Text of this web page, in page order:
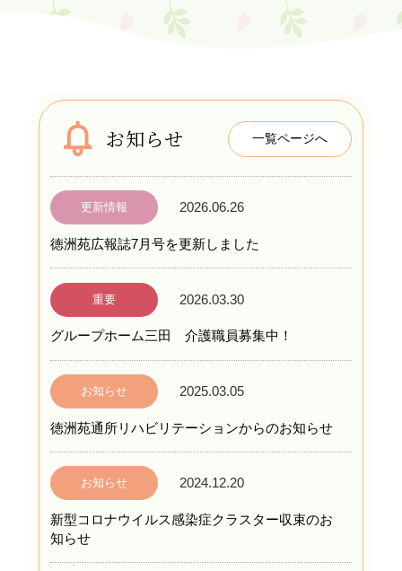
お知らせ 一覧ページへ
更新情報 2026.06.26
徳洲苑広報誌7月号を更新しました
重要 2026.03.30
グループホーム三田 介護職員募集中！
お知らせ 2025.03.05
徳洲苑通所リハビリテーションからのお知らせ
お知らせ 2024.12.20
新型コロナウイルス感染症クラスター収束のお
知らせ